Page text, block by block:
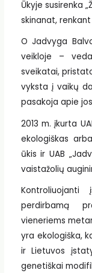
Ūkyje susirenka
skinanat,
O Jadvyga
veikloje –
sveikatai,
vyksta į vaikų
pasakoja apie
2013 m. įkurta
ekologiškas
ūkis ir UAB
vaistažolių
perdirbamą
vieneriems
yra ekologiška,
ir Lietuvos
genetiškai